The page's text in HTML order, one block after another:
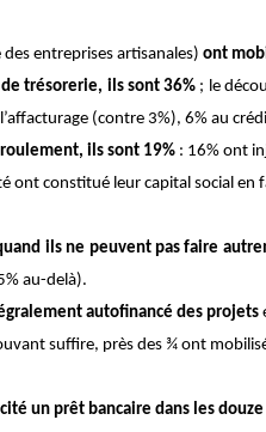
des entreprises artisanales) ont
trésorerie, ils sont 36% ; le
(contre 3%), 6% au
ils sont 19% : 16% ont
ont constitué leur capital social en
ils ne peuvent pas faire
au-delà).
autofinancé des projets
suffire, près des ¾ ont
un prêt bancaire dans les